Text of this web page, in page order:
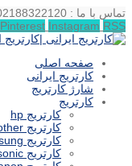
تماس با ما : 02188322120
Pinterest Instagram RSS
صفحه اصلی
کارتریج ایرانی
شارژ کارتریج
کارتریج
کارتریج hp
کارتریج brother
کارتریج samsung
کارتریج panasonic